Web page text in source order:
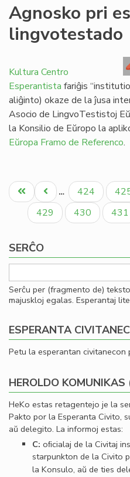
Agnosko pri
lingvotestado
Kultura Centro
Esperantista fariĝis
aliĝinto) okaze de la ĵusa
Asocio de LingvoTestistoj
la Konsilio de Eŭropo la
Eŭropa Framo de Referenco.
Pagination
Unua
paĝo
Antaŭa
paĝo
… Paĝo
424
Paĝo
429 Paĝo
430 Paĝo
431
SERĈO
Serĉu per (fragmento de)
majuskloj egalas. Esperantaj
ESPERANTA
Petu la esperantan civitanecon
HEROLDO KOMUNIKAS
HeKo estas retagentejo je la
Pakto por la Esperanta Civito,
aŭ delegito. La informoj estas:
C: oﬁcialaj de la Civitaj
starpunkton de la Civito
la Konsulo, aŭ de ties